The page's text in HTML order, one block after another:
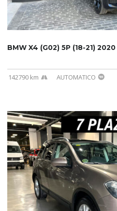
BMW X4 (G02) 5P (18-21) 2020
142790 km AUTOMATICO